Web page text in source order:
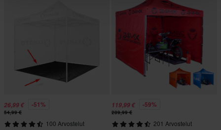
26,99 € -51%
54,99 €
100 Arvostelut
119,99 € -59%
289,99 €
201 Arvostelut